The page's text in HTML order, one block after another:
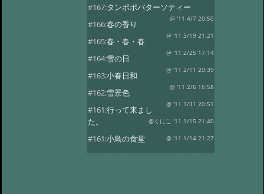
#167:タンポポバターソティー
@ '11 4/7 20:50
#166:春の香り
@ '11 3/19 21:21
#165:春・春・春
@ '11 2/25 17:14
#164:雪の日
@ '11 2/11 20:39
#163:小春日和
@ '11 2/6 16:58
#162:雪景色
@ '11 1/31 20:51
#161:行って来まし
た。
@くにこ '11 1/15 21:40
#161:小鳥の食堂 @ '11 1/14 21:27
#160:あけましておめでとうござい